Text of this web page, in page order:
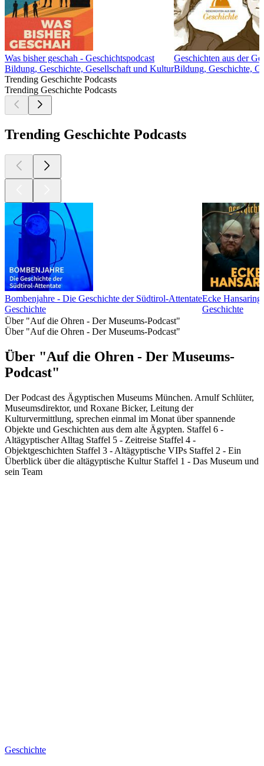
Was bisher geschah - Geschichtspodcast
Bildung, Geschichte, Gesellschaft und Kultur
Geschichten aus der
Bildung, Geschichte,
Trending Geschichte Podcasts
Trending Geschichte Podcasts
Trending Geschichte Podcasts
Bombenjahre - Die Geschichte der Südtirol-Attentate
Geschichte
Ecke Hansaring
Geschichte
Über "Auf die Ohren - Der Museums-Podcast"
Über "Auf die Ohren - Der Museums-Podcast"
Über "Auf die Ohren - Der Museums-
Podcast"
Der Podcast des Ägyptischen Museums München. Arnulf Schlüter,
Museumsdirektor, und Roxane Bicker, Leitung der
Kulturvermittlung, sprechen einmal im Monat über spannende
Objekte und Geschichten aus dem alte Ägypten. Staffel 6 -
Altägyptischer Alltag Staffel 5 - Zeitreise Staffel 4 -
Objektgeschichten Staffel 3 - Altägyptische VIPs Staffel 2 - Ein
Überblick über die altägyptische Kultur Staffel 1 - Das Museum und
sein Team
Geschichte